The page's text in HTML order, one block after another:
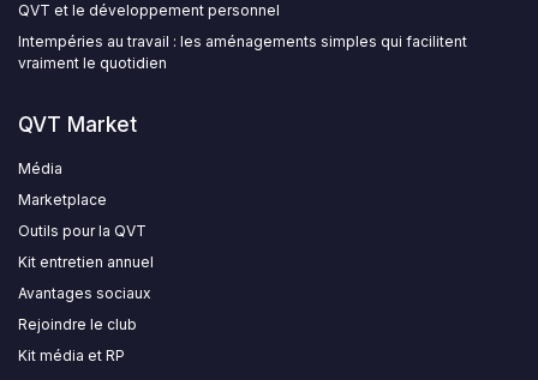
QVT et le développement personnel
Intempéries au travail : les aménagements simples qui facilitent
vraiment le quotidien
QVT Market
Média
Marketplace
Outils pour la QVT
Kit entretien annuel
Avantages sociaux
Rejoindre le club
Kit média et RP